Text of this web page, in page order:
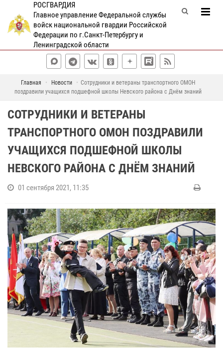
РОСГВАРДИЯ
Главное управление Федеральной службы
войск национальной гвардии Российской
Федерации по г.Санкт-Петербургу и
Ленинградской области
Главная Новости
Сотрудники и ветераны транспортного ОМОН
поздравили учащихся подшефной школы Невского района с Днём знаний
СОТРУДНИКИ И ВЕТЕРАНЫ
ТРАНСПОРТНОГО ОМОН ПОЗДРАВИЛИ
УЧАЩИХСЯ ПОДШЕФНОЙ ШКОЛЫ
НЕВСКОГО РАЙОНА С ДНЁМ ЗНАНИЙ
01 сентября 2021, 11:35